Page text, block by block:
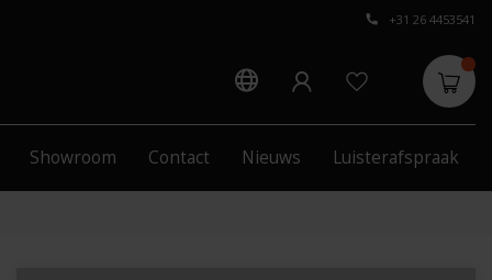
+31 26 4453541
Showroom Contact Nieuws Luisterafspraak